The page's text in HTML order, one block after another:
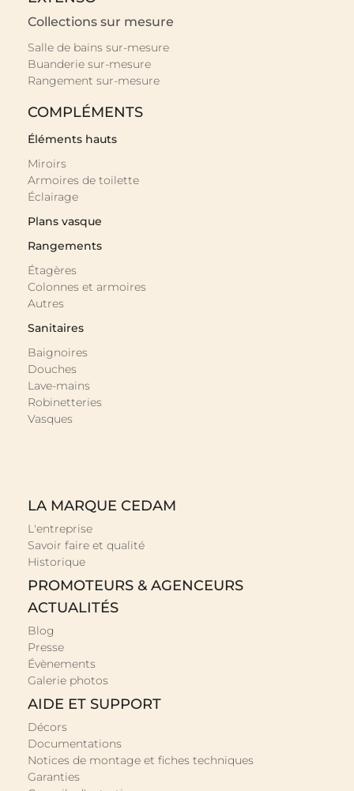
Collections sur mesure
Salle de bains sur-mesure
Buanderie sur-mesure
Rangement sur-mesure
COMPLÉMENTS
Éléments hauts
Miroirs
Armoires de toilette
Éclairage
Plans vasque
Rangements
Étagères
Colonnes et armoires
Autres
Sanitaires
Baignoires
Douches
Lave-mains
Robinetteries
Vasques
LA MARQUE CEDAM
L'entreprise
Savoir faire et qualité
Historique
PROMOTEURS & AGENCEURS
ACTUALITÉS
Blog
Presse
Évènements
Galerie photos
AIDE ET SUPPORT
Décors
Documentations
Notices de montage et fiches techniques
Garanties